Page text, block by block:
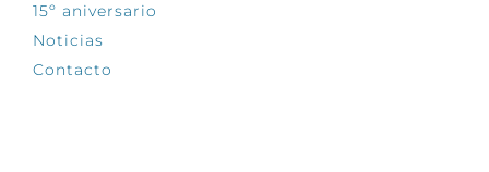
15º aniversario
Noticias
Contacto